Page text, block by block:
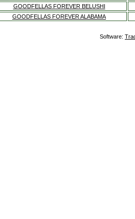
GOODFELLAS FOREVER BELUSHI
GOODFELLAS FOREVER ALABAMA
Software: